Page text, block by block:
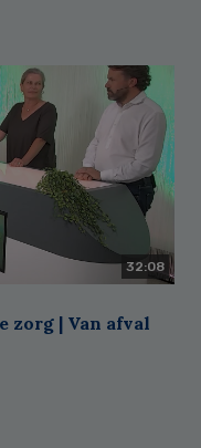
32:08
zorg | Van afval